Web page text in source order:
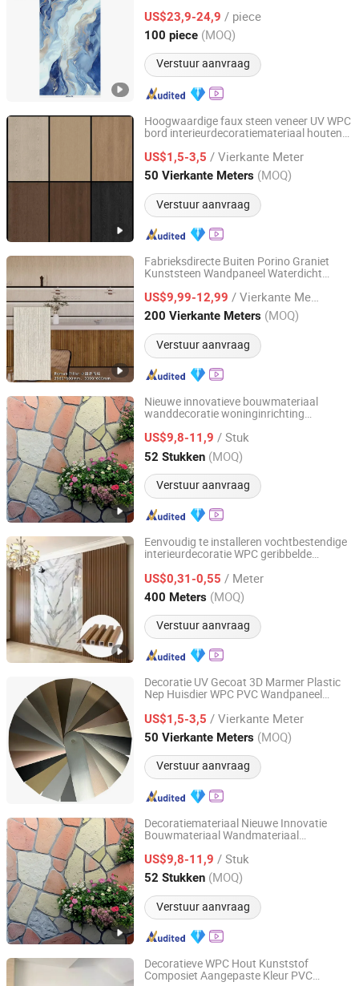
US$23,9-24,9 / piece
100 piece (MOQ)
Verstuur aanvraag
Shandong, China Sinds 2023
Hoogwaardige faux steen veneer UV WPC
bord interieurdecoratiemateriaal houten
koolstofkristal 3D wandpaneel voor
woningdecoratie
US$1,5-3,5 / Vierkante Meter
50 Vierkante Meters (MOQ)
Verstuur aanvraag
Dongguan Haojia Building Decoration Materials Co., Ltd.
Sinds 2024
Fabrieksdirecte Buiten Porino Graniet
Kunststeen Wandpaneel Waterdicht
US$9,99-12,99 / Vierkante Meter
200 Vierkante Meters (MOQ)
Verstuur aanvraag
Foshan Picasso Building Material Technology Co., Ltd
Guangdong, China Sinds 2024
Nieuwe innovatieve bouwmateriaal
wanddecoratie woninginrichting
China bouwmateriaal ODM
US$9,8-11,9 / Stuk
52 Stukken (MOQ)
Verstuur aanvraag
Rainbow Shijiazhuang New Materials Technology Co.,
Ltd.
Hebei, China Sinds 2025
Eenvoudig te installeren vochtbestendige
interieurdecoratie WPC geribbelde
US$0,31-0,55 / Meter
400 Meters (MOQ)
Verstuur aanvraag
Linyi Changyuan International Trade Co., Ltd.
Shandong, China Sinds 2023
Decoratie UV Gecoat 3D Marmer Plastic
Nep Huisdier WPC PVC Wandpaneel
US$1,5-3,5 / Vierkante Meter
50 Vierkante Meters (MOQ)
Verstuur aanvraag
Dongguan Haojia Building Decoration Materials Co., Ltd.
Guangdong, China Sinds 2024
Decoratiemateriaal Nieuwe Innovatie
Bouwmateriaal Wandmateriaal
Thuisdecoratie Wanddecoratie
US$9,8-11,9 / Stuk
52 Stukken (MOQ)
Verstuur aanvraag
Rainbow Shijiazhuang New Materials Technology Co.,
Ltd.
Hebei, China Sinds 2025
Decoratieve WPC Hout Kunststof
Composiet Aangepaste Kleur PVC
Linyi Changyuan International Trade Co., Ltd.